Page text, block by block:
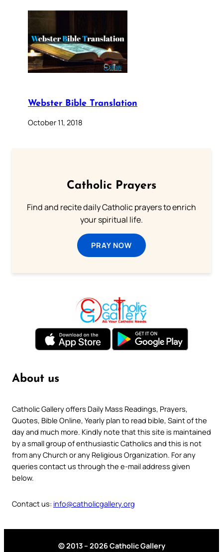
Webster Bible Translation
October 11, 2018
Catholic Prayers
Find and recite daily Catholic prayers to enrich
your spiritual life.
PRAY NOW
About us
Catholic Gallery offers Daily Mass Readings, Prayers,
Quotes, Bible Online, Yearly plan to read bible, Saint of the
day and much more. Kindly note that this site is maintained
by a small group of enthusiastic Catholics and this is not
from any Church or any Religious Organization. For any
queries contact us through the e-mail address given
below.
Contact us: info@catholicgallery.org
© 2013 – 2026 Catholic Gallery